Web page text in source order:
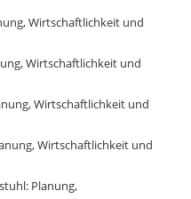
Wirtschaftlichkeit und
Wirtschaftlichkeit und
Wirtschaftlichkeit und
Wirtschaftlichkeit und
Planung,